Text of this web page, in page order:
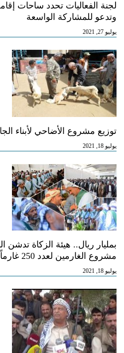
لجنة الفعاليات تحدد ساحات
وتدعو للمشاركة الواسعة
يوليو 27, 2021
توزيع مشروع الأضاحي لأبناء
يوليو 18, 2021
بمليار ريال.. هيئة الزكاة
مشروع الغارمين لعدد 250 غارماً
يوليو 18, 2021